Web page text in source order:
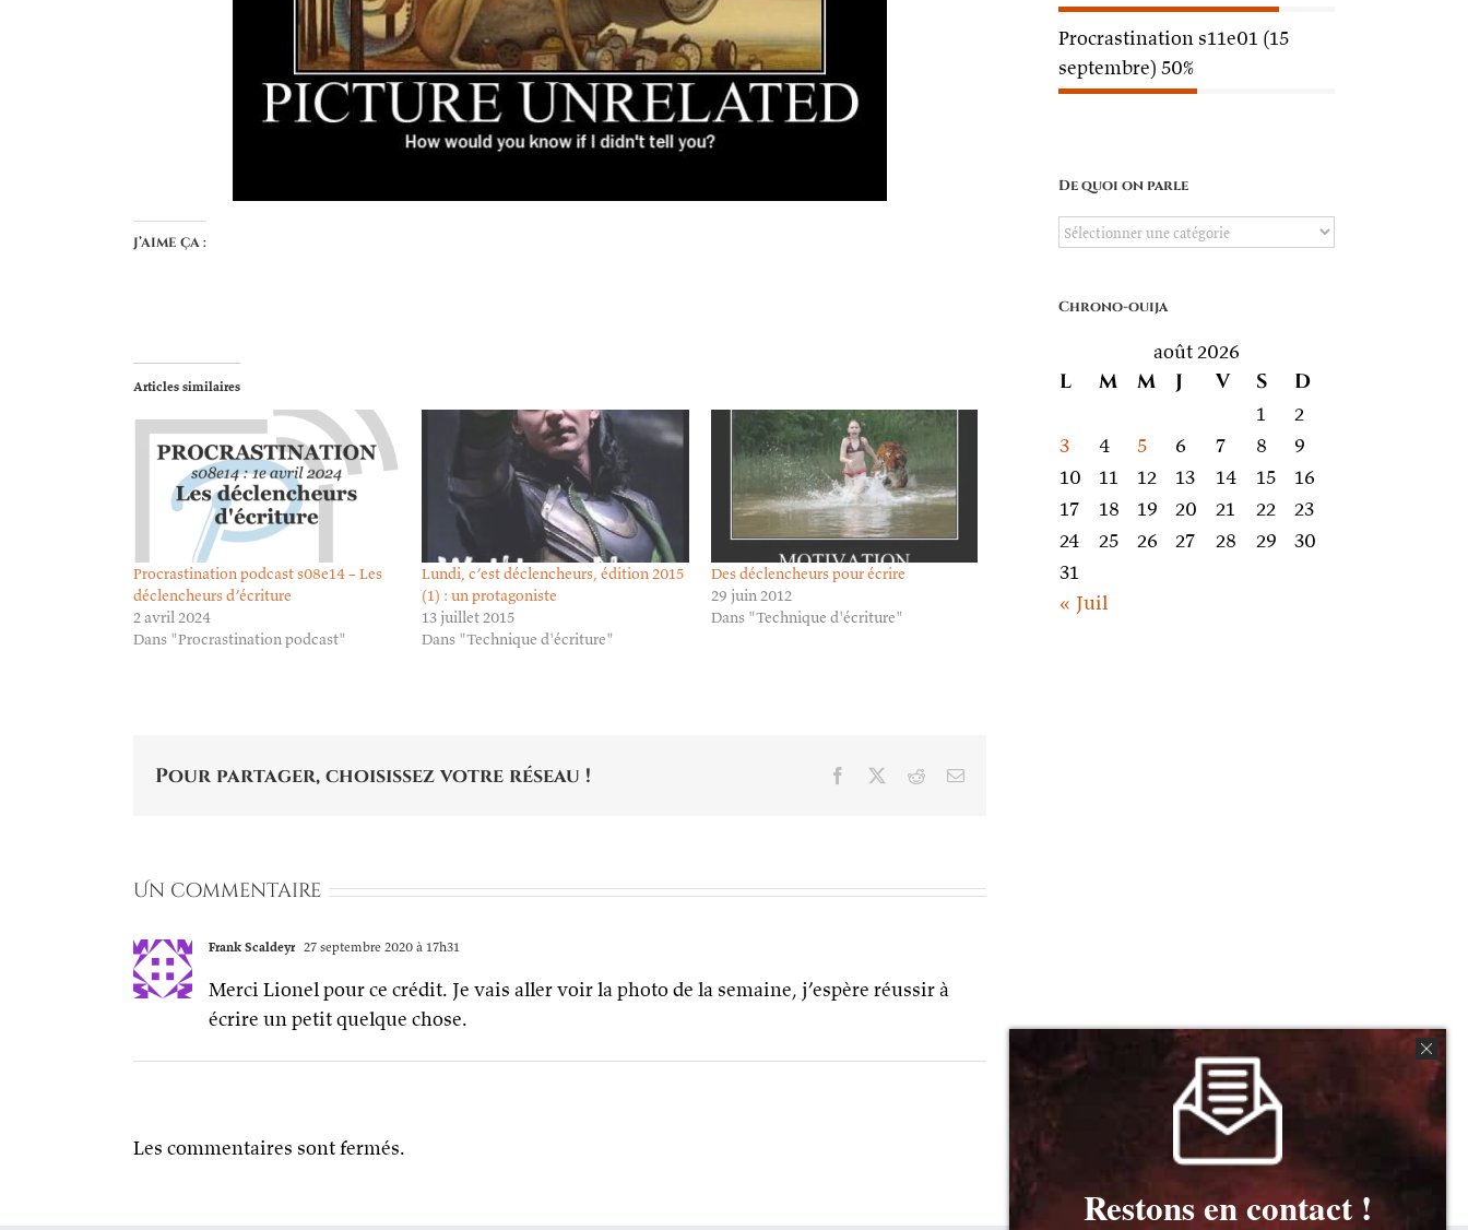
J’aime ça :
Articles similaires
Procrastination podcast s08e14 – Les
déclencheurs d’écriture
2 avril 2024
Dans "Procrastination podcast"
Lundi, c’est déclencheurs, édition 2015
(1) : un protagoniste
13 juillet 2015
Dans "Technique d'écriture"
Des déclencheurs pour écrire
29 juin 2012
Dans "Technique d'écriture"
Pour partager, choisissez votre réseau ! Facebook RedditEmail
Un commentaire
Frank Scaldeyr 27 septembre 2020 à 17h31
Merci Lionel pour ce crédit. Je vais aller voir la photo de la semaine, j’espère réussir à
écrire un petit quelque chose.
Les commentaires sont fermés.
Procrastination s11e01 (15
septembre) 50%
De quoi on parle
De
parle
Chrono-ouija
août 2026
L M M J V S D
1
2
3
4 5 6 7 8
9
10
11 12 13 14 15
16
17
18 19 20 21 22
23
24
25 26 27 28 29
30
31
« Juil
Restons en contact !